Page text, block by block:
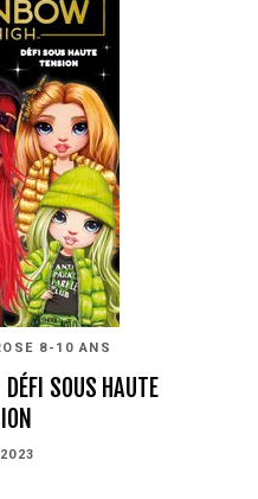
8-10 ANS
SOUS HAUTE